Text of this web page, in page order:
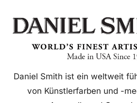
Daniel Smith ist ein weltweit
von Künstlerfarben und -